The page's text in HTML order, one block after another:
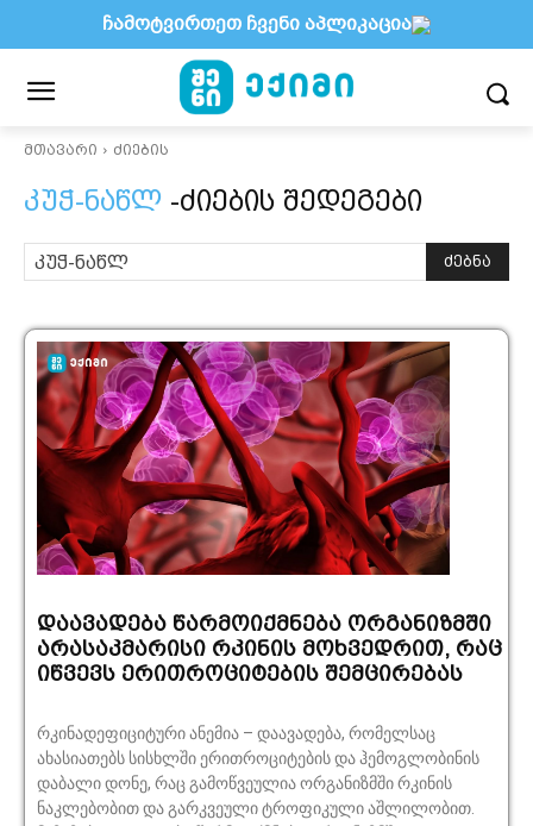
მთავარი ძიების
კუჭ-ნაწლ -ძიების შედეგები
ძებნა
დაავადება წარმოიქმნება ორგანიზმში
არასაკმარისი რკინის მოხვედრით, რაც
იწვევს ერითროციტების შემცირებას
რკინადეფიციტური ანემია – დაავადება, რომელსაც
ახასიათებს სისხლში ერითროციტების და ჰემოგლობინის
დაბალი დონე, რაც გამოწვეულია ორგანიზმში რკინის
ნაკლებობით და გარკვეული ტროფიკული აშლილობით.
ჩამოტვირთეთ ჩვენი აპლიკაცია